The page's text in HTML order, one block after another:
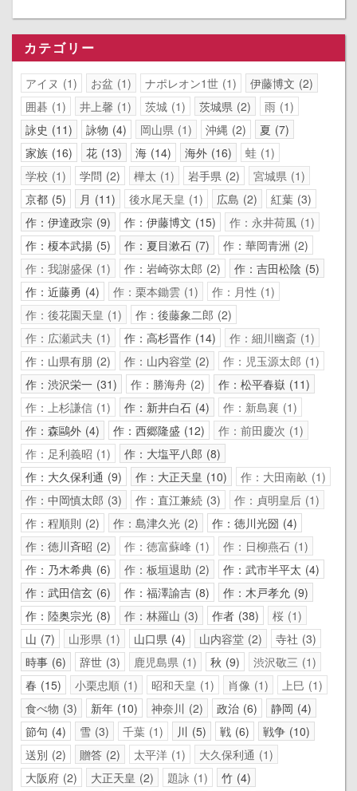
カテゴリー
アイヌ 1 お盆 1 ナポレオン1世 1 伊藤博文 2
囲碁 1 井上馨 1 茨城 1 茨城県 2 雨 1
詠史
11 詠物 4 岡山県 1 沖縄 2 夏 7
家族 16 花 13 海 14 海外 16 蛙 1
学校 1 学問 2 樺太 1 岩手県 2 宮城県 1
京都 5 月 11 後水尾天皇 1 広島 2 紅葉 3
作：伊達政宗 9 作：伊藤博文 15 作：永井荷風 1
作：榎本武揚 5 作：夏目漱石 7 作：華岡青洲 2
作：我謝盛保 1 作：岩崎弥太郎 2 作：吉田松陰 5
作：近藤勇 4 作：栗本鋤雲 1 作：月性 1
作：後花園天皇
1 作：後藤象二郎 2
作：広瀬武夫 1 作：高杉晋作 14 作：細川幽斎 1
作：山県有朋 2 作：山内容堂 2 作：児玉源太郎 1
作：渋沢栄一 31 作：勝海舟 2 作：松平春嶽 11
作：上杉謙信 1 作：新井白石 4 作：新島襄 1
作：森鷗外 4 作：西郷隆盛 12 作：前田慶次 1
作：足利義昭 1 作：大塩平八郎 8
作：大久保利通 9 作：大正天皇 10 作：大田南畝
1
作：中岡慎太郎 3 作：直江兼続 3 作：貞明皇后 1
作：程順則 2 作：島津久光 2 作：徳川光圀 4
作：徳川斉昭 2 作：徳富蘇峰 1 作：日柳燕石 1
作：乃木希典 6 作：板垣退助 2 作：武市半平太 4
作：武田信玄 6 作：福澤諭吉 8 作：木戸孝允 9
作：陸奥宗光 8 作：林羅山 3 作者 38 桜 1
山 7 山形県 1 山口県 4 山内容堂 2 寺社 3
時事 6 辞世 3 鹿児島県 1 秋 9 渋沢敬三 1
春 15 小栗忠順 1 昭和天皇 1 肖像 1 上巳 1
食べ物 3 新年 10 神奈川 2 政治 6 静岡 4
節句 4 雪 3 千葉 1 川 5 戦 6 戦争 10
送別 2 贈答 2 太平洋 1 大久保利通
1
大阪府 2 大正天皇 2 題詠 1 竹 4